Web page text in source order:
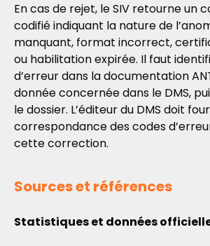
En cas de rejet, le SIV retourne un
codifié indiquant la nature de
manquant, format incorrect,
ou habilitation expirée. Il faut
d’erreur dans la documentation
donnée concernée dans le DMS,
le dossier. L’éditeur du DMS doit
correspondance des codes
cette correction.
Sources et références
Statistiques et données